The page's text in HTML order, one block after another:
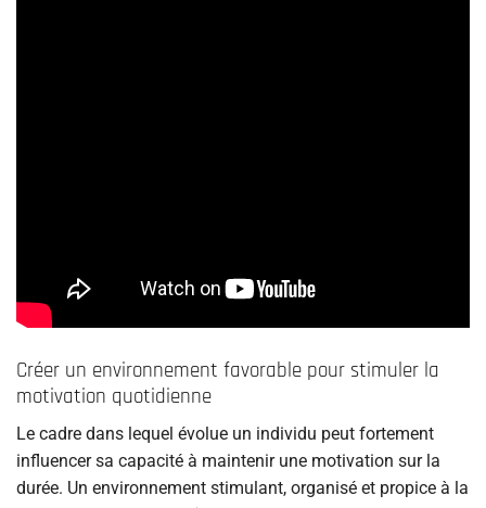
Créer un environnement favorable pour stimuler la
motivation quotidienne
Le cadre dans lequel évolue un individu peut fortement
influencer sa capacité à maintenir une motivation sur la
durée. Un environnement stimulant, organisé et propice à la